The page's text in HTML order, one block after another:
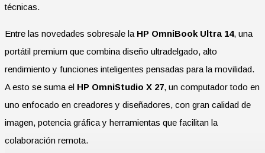
técnicas.
Entre las novedades sobresale la HP OmniBook Ultra 14, una
portátil premium que combina diseño ultradelgado, alto
rendimiento y funciones inteligentes pensadas para la movilidad.
A esto se suma el HP OmniStudio X 27, un computador todo en
uno enfocado en creadores y diseñadores, con gran calidad de
imagen, potencia gráfica y herramientas que facilitan la
colaboración remota.